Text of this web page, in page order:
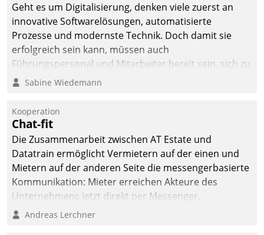
Geht es um Digitalisierung, denken viele zuerst an
innovative Softwarelösungen, automatisierte
Prozesse und modernste Technik. Doch damit sie
erfolgreich sein kann, müssen auch
Führungspersonal und Mitarbeiter bereit sein, sich zu
verändern und anzupassen, sonst werden sie an ihr
Sabine Wiedemann
Kooperation
Chat-fit
Die Zusammenarbeit zwischen AT Estate und
Datatrain ermöglicht Vermietern auf der einen und
Mietern auf der anderen Seite die messengerbasierte
Kommunikation: Mieter erreichen Akteure des
Unternehmens jetzt direkt per Messenger,
Mitarbeiter oder Dienstleister empfangen oder
Andreas Lerchner